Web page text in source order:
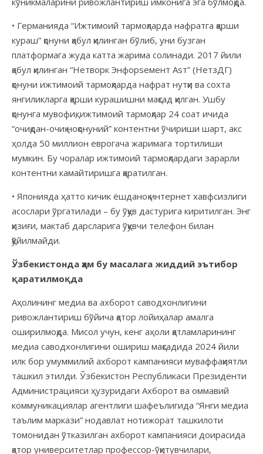
• Германияда “Ижтимоий тармоқларда нафратга қарши
кураш” қонуни қабул қилинган бўлиб, уни бузган
платформага жуда катта жарима солинади. 2017 йили
қабул қилинган “Нетворк Энфорsемент Аsт” (НетзДГ)
қонуни ижтимоий тармоқларда нафрат нутқи ва сохта
янгиликларга қарши курашишни мақсад қилган. Ушбу
қонунга мувофиқ, ижтимоий тармоқлар 24 соат ичида
“очиқдан-очиқ ноқонуний” контентни ўчириши шарт, акс
ҳолда 50 миллион еврогача жаримага тортилиши
мумкин. Бу чоралар ижтимоий тармоқлардаги зарарли
контентни камайтиришга қаратилган.
• Японияда ҳатто кичик ёшданоқ интернет хавфсизлиги
асослари ўргатилади – бу ўқув дастурига киритилган. Энг
қизиғи, мактаб дарсларига ўқувчи телефон билан
қўйилмайди.
Ўзбекистонда ҳам бу масалага жиддий эътибор
қаратилмоқда
Аҳолининг медиа ва ахборот саводхонлигини
ривожлантириш бўйича қатор лойиҳалар амалга
оширилмоқда. Мисол учун, кенг аҳоли қатламларининг
медиа саводхонлигини ошириш мақсадида 2024 йили
илк бор умуммилий ахборот кампанияси муваффақиятли
ташкил этилди. Ўзбекистон Республикаси Президенти
Администрацияси ҳузуридаги Ахборот ва оммавий
коммуникациялар агентлиги шафеълигида “Янги медиа
таълим маркази” нодавлат нотижорат ташкилоти
томонидан ўтказилган ахборот кампанияси доирасида
қатор университетлар профессор-ўқитувчилари,